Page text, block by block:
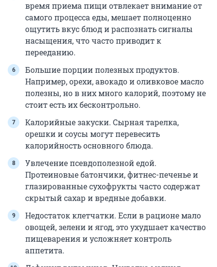
время приема пищи отвлекает внимание от
самого процесса еды, мешает полноценно
ощутить вкус блюд и распознать сигналы
насыщения, что часто приводит к
перееданию.
Большие порции полезных продуктов.
Например, орехи, авокадо и оливковое масло
полезны, но в них много калорий, поэтому не
стоит есть их бесконтрольно.
Калорийные закуски. Сырная тарелка,
орешки и соусы могут перевесить
калорийность основного блюда.
Увлечение псевдополезной едой.
Протеиновые батончики, фитнес-печенье и
глазированные сухофрукты часто содержат
скрытый сахар и вредные добавки.
Недостаток клетчатки. Если в рационе мало
овощей, зелени и ягод, это ухудшает качество
пищеварения и усложняет контроль
аппетита.